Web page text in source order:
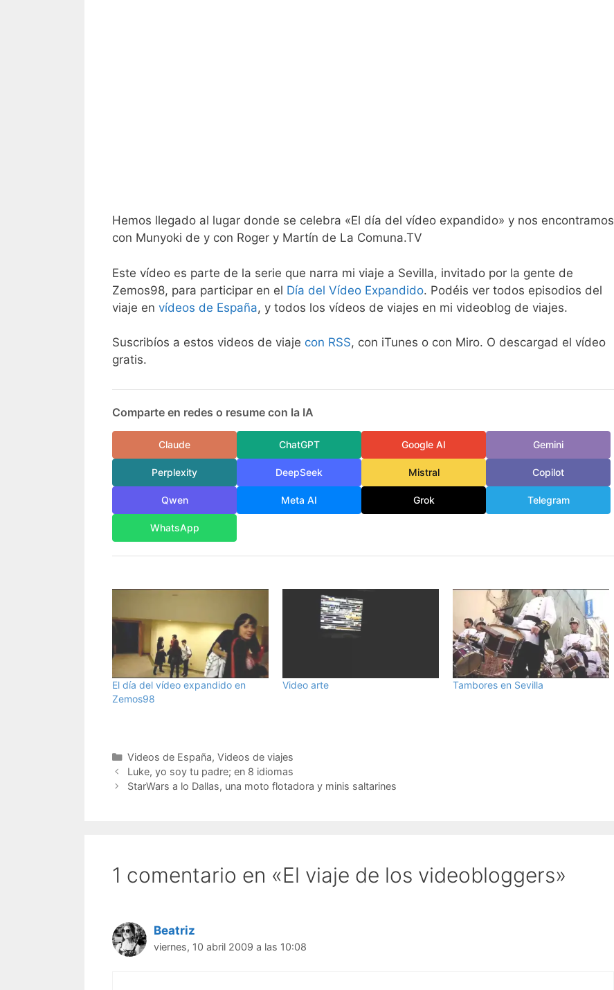
Hemos llegado al lugar donde se celebra «El día del vídeo expandido» y nos encontramos
con Munyoki de y con Roger y Martín de La Comuna.TV
Este vídeo es parte de la serie que narra mi viaje a Sevilla, invitado por la gente de
Zemos98, para participar en el Día del Vídeo Expandido. Podéis ver todos episodios del
viaje en vídeos de España, y todos los vídeos de viajes en mi videoblog de viajes.
Suscribíos a estos videos de viaje con RSS, con iTunes o con Miro. O descargad el vídeo
gratis.
Comparte en redes o resume con la IA
Claude ChatGPT Google AI Gemini
Perplexity DeepSeek Mistral Copilot
Qwen Meta AI Grok Telegram
WhatsApp
El día del vídeo expandido en
Zemos98
Video arte Tambores en Sevilla
Categorías
Videos de España, Videos de viajes
Luke, yo soy tu padre; en 8 idiomas
StarWars a lo Dallas, una moto flotadora y minis saltarines
1 comentario en «El viaje de los videobloggers»
Beatriz
viernes, 10 abril 2009 a las 10:08